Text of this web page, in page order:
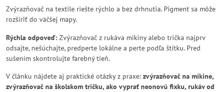
Zvýrazňovač na textile riešte rýchlo a bez drhnutia. Pigment sa môže
rozšíriť do väčšej mapy.
Rýchla odpoveď: Zvýrazňovač z rukáva mikiny alebo trička najprv
odsajte, nešúchajte, predperte lokálne a perte podľa štítku. Pred
sušením skontrolujte farebný tieň.
V článku nájdete aj praktické otázky z praxe: zvýrazňovač na mikine,
zvýrazňovač na školskom tričku, ako vyprať neonovú fixku, rukáv od